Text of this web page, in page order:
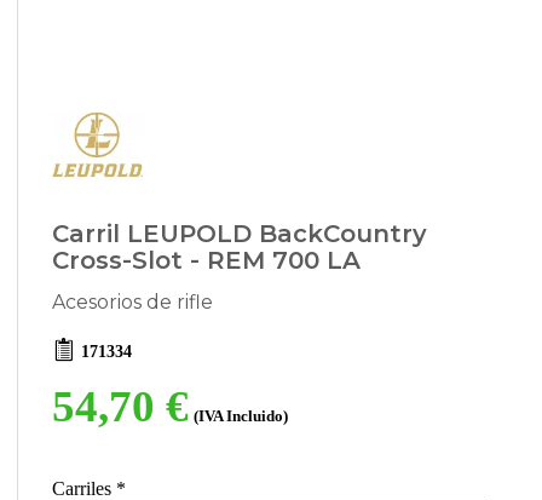
Carril LEUPOLD BackCountry
Cross-Slot - REM 700 LA
Acesorios de rifle
171334
54,70 € (IVA Incluido)
Carriles *